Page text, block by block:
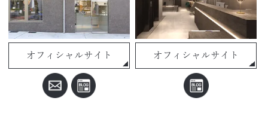
オフィシャルサイト オフィシャルサイト